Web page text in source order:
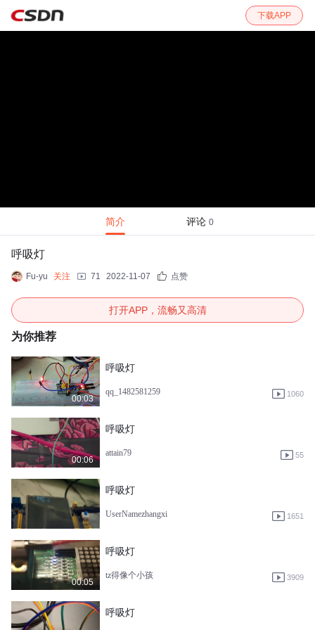
下载APP
简介 评论 0
呼吸灯
Fu-yu 关注 71 2022-11-07 点赞
打开APP，流畅又高清
为你推荐
00:03
呼吸灯
qq_1482581259 1060
00:06
呼吸灯
attain79 55
呼吸灯
UserNamezhangxi 1651
00:05
呼吸灯
tz得像个小孩 3909
呼吸灯